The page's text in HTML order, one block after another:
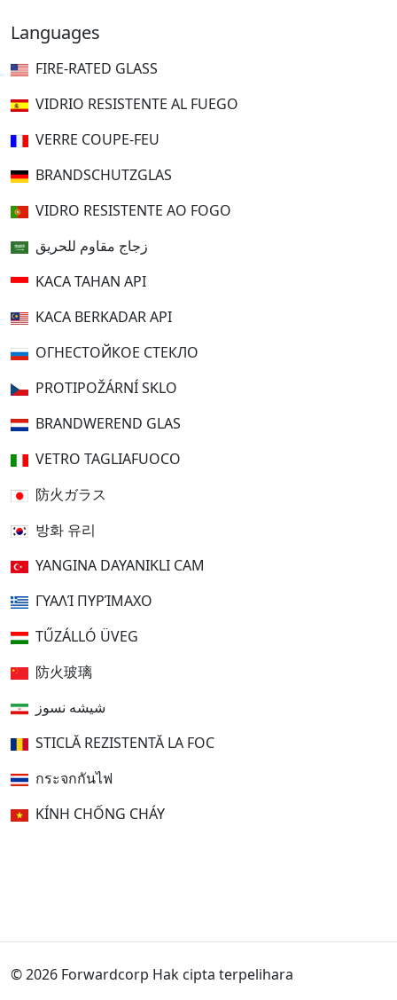
Languages
FIRE-RATED GLASS
VIDRIO RESISTENTE AL FUEGO
VERRE COUPE-FEU
BRANDSCHUTZGLAS
VIDRO RESISTENTE AO FOGO
زجاج مقاوم للحريق
KACA TAHAN API
KACA BERKADAR API
ОГНЕСТОЙКОЕ СТЕКЛО
PROTIPOŽÁRNÍ SKLO
BRANDWEREND GLAS
VETRO TAGLIAFUOCO
防火ガラス
방화 유리
YANGINA DAYANIKLI CAM
ΓΥΑΛΊ ΠΥΡΊΜΑΧΟ
TŰZÁLLÓ ÜVEG
防火玻璃
شیشه نسوز
STICLĂ REZISTENTĂ LA FOC
กระจกกันไฟ
KÍNH CHỐNG CHÁY
© 2026 Forwardcorp Hak cipta terpelihara